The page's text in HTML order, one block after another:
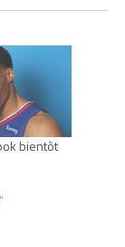
bientôt